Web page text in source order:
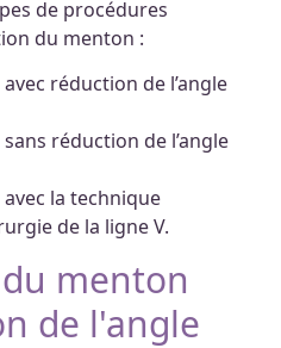
de procédures
du menton :
réduction de l’angle
réduction de l’angle
la technique
de la ligne V.
menton
de l'angle